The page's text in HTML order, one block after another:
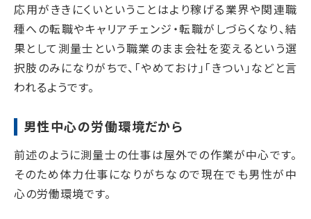
応用がききにくいということはより稼げる業界や関連職
種への転職やキャリアチェンジ・転職がしづらくなり、結
果として測量士という職業のまま会社を変えるという選
択肢のみになりがちで、「やめておけ」「きつい」などと言
われるようです。
男性中心の労働環境だから
前述のように測量士の仕事は屋外での作業が中心です。
そのため体力仕事になりがちなので現在でも男性が中
心の労働環境です。